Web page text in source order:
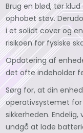
Brug en blød, tør
ophobet støv.
i et solidt cover og
risikoen for fysiske
Opdatering af
det ofte indeholder
Sørg for, at din
operativsystemet
sikkerheden.
undgå at lade